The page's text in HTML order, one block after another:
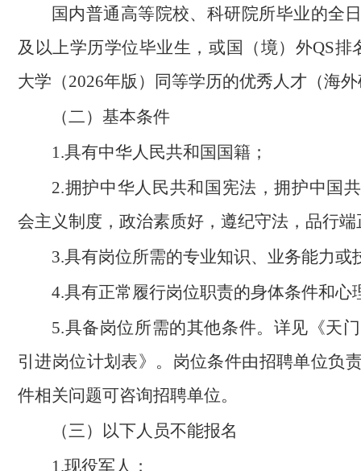
国内普通高等院校、科研院所毕业的全
及以上学历学位毕业生，或国（境）外QS排
大学（2026年版）同等学历的优秀人才（海
（二）基本条件
1.具有中华人民共和国国籍；
2.拥护中华人民共和国宪法，拥护中国
会主义制度，政治素质好，遵纪守法，品行端
3.具有岗位所需的专业知识、业务能力或
4.具有正常履行岗位职责的身体条件和心
5.具备岗位所需的其他条件。详见《天
引进岗位计划表》。岗位条件由招聘单位负
件相关问题可咨询招聘单位。
（三）以下人员不能报名
1.现役军人；